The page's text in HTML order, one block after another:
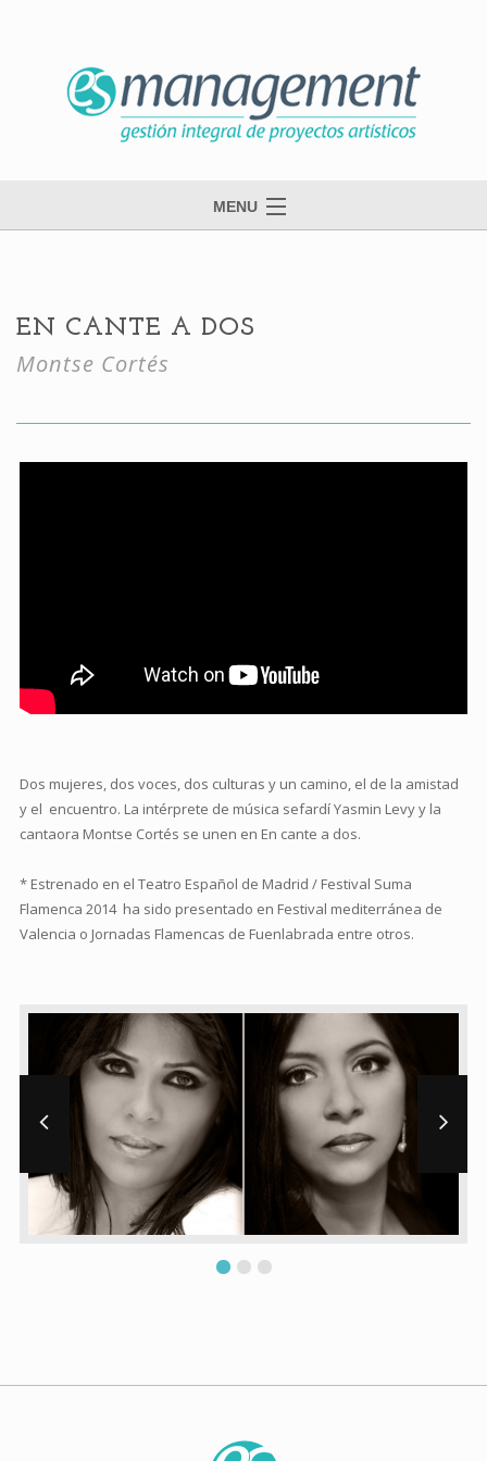
MENU
danza
música
EN CANTE A DOS
Montse Cortés
Dos mujeres, dos voces, dos culturas y un camino, el de la amistad
y el encuentro. La intérprete de música sefardí Yasmin Levy y la
cantaora Montse Cortés se unen en En cante a dos.
* Estrenado en el Teatro Español de Madrid / Festival Suma
Flamenca 2014 ha sido presentado en Festival mediterránea de
Valencia o Jornadas Flamencas de Fuenlabrada entre otros.